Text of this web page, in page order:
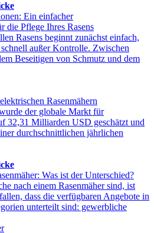
Ein einfacher
die Pflege Ihres Rasens
Rasens beginnt zunächst einfach,
außer Kontrolle. Zwischen
Beseitigen von Schmutz und dem
Rasenmähern
der globale Markt für
32,31 Milliarden USD geschätzt und
durchschnittlichen jährlichen
Was ist der Unterschied?
nach einem Rasenmäher sind, ist
dass die verfügbaren Angebote in
unterteilt sind: gewerbliche